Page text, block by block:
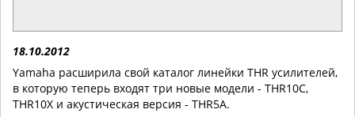
18.10.2012
Yamaha расширила свой каталог линейки THR усилителей,
в которую теперь входят три новые модели - THR10C,
THR10X и акустическая версия - THR5A.